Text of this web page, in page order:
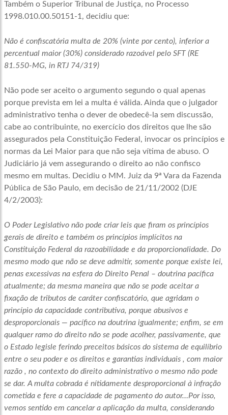
Também o Superior Tribunal de Justiça, no Processo
1998.010.00.50151-1, decidiu que:
Não é confiscatória multa de 20% (vinte por cento), inferior a
percentual maior (30%) considerado razoável pelo SFT (RE
81.550-MG, in RTJ 74/319)
Não pode ser aceito o argumento segundo o qual apenas
porque prevista em lei a multa é válida. Ainda que o julgador
administrativo tenha o dever de obedecê-la sem discussão,
cabe ao contribuinte, no exercício dos direitos que lhe são
assegurados pela Constituição Federal, invocar os princípios e
normas da Lei Maior para que não seja vítima de abuso. O
Judiciário já vem assegurando o direito ao não confisco
mesmo em multas. Decidiu o MM. Juiz da 9ª Vara da Fazenda
Pública de São Paulo, em decisão de 21/11/2002 (DJE
4/2/2003):
O Poder Legislativo não pode criar leis que firam os princípios
gerais de direito e também os princípios implícitos na
Constituição Federal da razoabilidade e da proporcionalidade. Do
mesmo modo que não se deve admitir, somente porque existe lei,
penas excessivas na esfera do Direito Penal – doutrina pacífica
atualmente; da mesma maneira que não se pode aceitar a
fixação de tributos de caráter confiscatório, que agridam o
princípio da capacidade contributiva, porque abusivos e
desproporcionais — pacífico na doutrina igualmente; enfim, se em
qualquer ramo do direito não se pode acolher, passivamente, que
o Estado legisle ferindo preceitos básicos do sistema de equilíbrio
entre o seu poder e os direitos e garantias individuais , com maior
razão , no contexto do direito administrativo o mesmo não pode
se dar. A multa cobrada é nítidamente desproporcional à infração
cometida e fere a capacidade de pagamento do autor…Por isso,
vemos sentido em cancelar a aplicação da multa, considerando